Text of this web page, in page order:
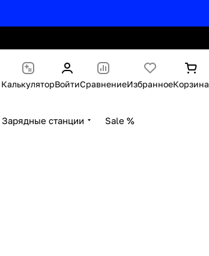
КалькуляторВойтиСравнениеИзбранноеКорзина
Зарядные станции Sale %